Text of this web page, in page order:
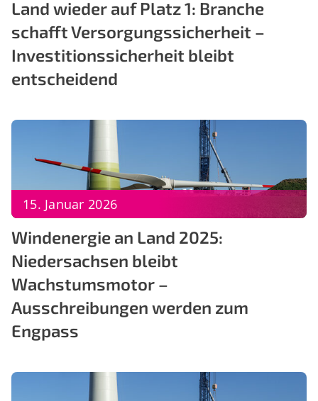
Land wieder auf Platz 1: Branche
schafft Versorgungssicherheit –
Investitionssicherheit bleibt
entscheidend
15. Januar 2026
Windenergie an Land 2025:
Niedersachsen bleibt
Wachstumsmotor –
Ausschreibungen werden zum
Engpass